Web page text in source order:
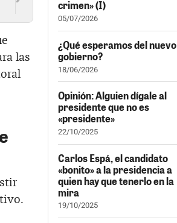
las
crimen» (I)
05/07/2026
¿Qué esperamos del nuevo
gobierno?
18/06/2026
Opinión: Alguien dígale al
presidente que no es
«presidente»
22/10/2025
Carlos Espá, el candidato
«bonito» a la presidencia a
quien hay que tenerlo en la
mira
19/10/2025